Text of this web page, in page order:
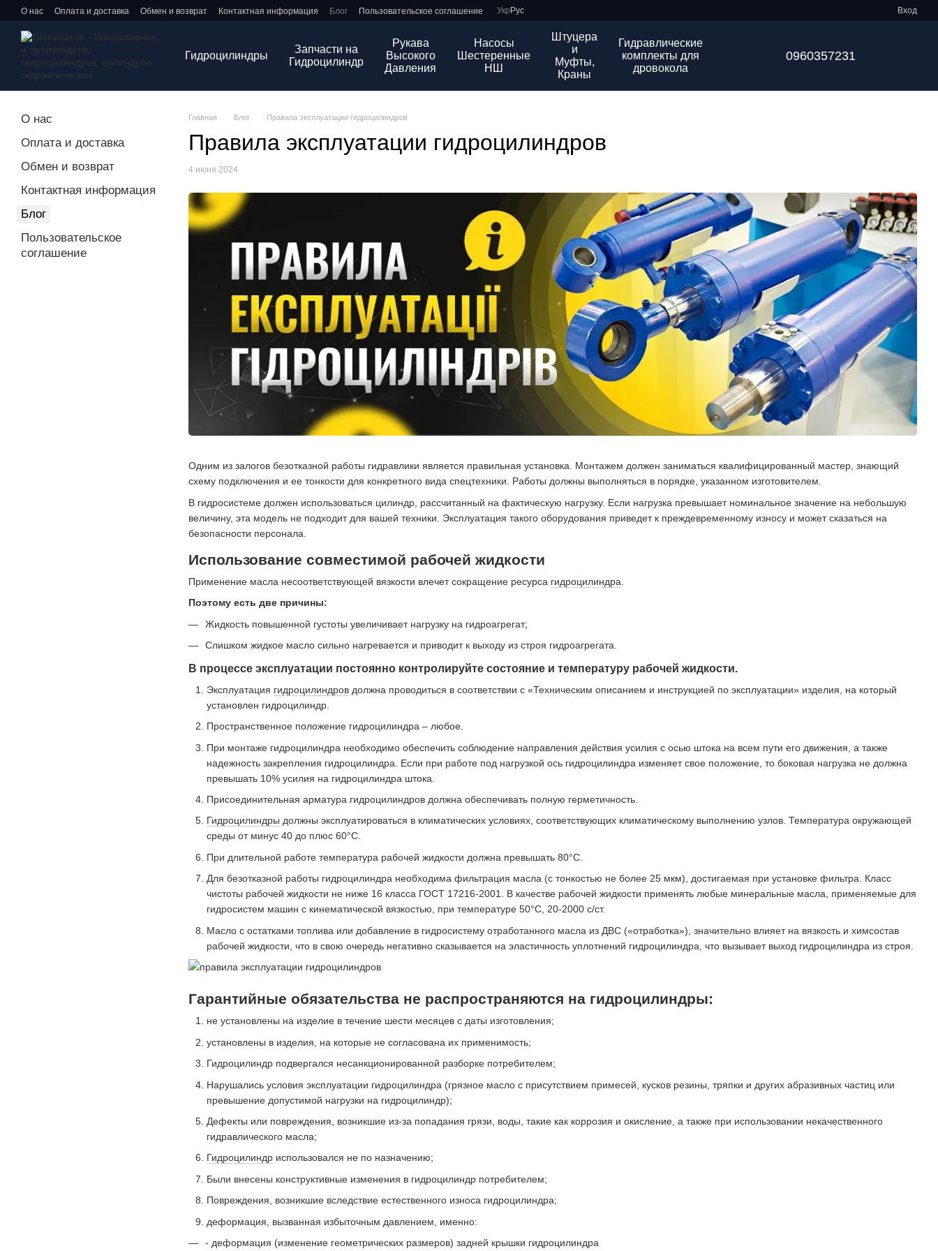
Перейти к основному контенту
О нас Оплата и доставка Обмен и возврат Контактная информация Блог Пользовательское соглашение Укр Рус Вход
Гидроцилиндры
Запчасти на
Гидроцилиндр
Рукава
Высокого
Давления
Насосы
Шестеренные
НШ
Штуцера
и
Муфты,
Краны
Гидравлические
комплекты для
дровокола
0960357231
Главная Блог Правила эксплуатации гидроцилиндров
Правила эксплуатации гидроцилиндров
4 июня 2024
Одним из залогов безотказной работы гидравлики является правильная установка. Монтажем должен заниматься квалифицированный мастер, знающий
схему подключения и ее тонкости для конкретного вида спецтехники. Работы должны выполняться в порядке, указанном изготовителем.
В гидросистеме должен использоваться цилиндр, рассчитанный на фактическую нагрузку. Если нагрузка превышает номинальное значение на небольшую
величину, эта модель не подходит для вашей техники. Эксплуатация такого оборудования приведет к преждевременному износу и может сказаться на
безопасности персонала.
Использование совместимой рабочей жидкости
Применение масла несоответствующей вязкости влечет сокращение ресурса гидроцилиндра
Поэтому есть две причины:
Жидкость повышенной густоты увеличивает нагрузку на гидроагрегат;
Слишком жидкое масло сильно нагревается и приводит к выходу из строя гидроагрегата.
В процессе эксплуатации постоянно контролируйте состояние и температуру рабочей жидкости.
Эксплуатация гидроцилиндров должна проводиться в соответствии с «Техническим описанием и инструкцией по эксплуатации» изделия, на который
установлен гидроцилиндр.
Пространственное положение гидроцилиндра – любое.
При монтаже гидроцилиндра необходимо обеспечить соблюдение направления действия усилия с осью штока на всем пути его движения, а также
надежность закрепления гидроцилиндра. Если при работе под нагрузкой ось гидроцилиндра изменяет свое положение, то боковая нагрузка не должна
превышать 10% усилия на гидроцилиндра штока.
Присоединительная арматура гидроцилиндров должна обеспечивать полную герметичность.
Гидроцилиндры должны эксплуатироваться в климатических условиях, соответствующих климатическому выполнению узлов. Температура окружающей
среды от минус 40 до плюс 60°С.
При длительной работе температура рабочей жидкости должна превышать 80°С.
Для безотказной работы гидроцилиндра необходима фильтрация масла (с тонкостью не более 25 мкм), достигаемая при установке фильтра. Класс
чистоты рабочей жидкости не ниже 16 класса ГОСТ 17216-2001. В качестве рабочей жидкости применять любые минеральные масла, применяемые для
гидросистем машин с кинематической вязкостью, при температуре 50°С, 20-2000 с/ст.
Масло с остатками топлива или добавление в гидросистему отработанного масла из ДВС («отработка»), значительно влияет на вязкость и химсостав
рабочей жидкости, что в свою очередь негативно сказывается на эластичность уплотнений гидроцилиндра, что вызывает выход гидроцилиндра из строя.
Гарантийные обязательства не распространяются на гидроцилиндры:
не установлены на изделие в течение шести месяцев с даты изготовления;
установлены в изделия, на которые не согласована их применимость;
Гидроцилиндр подвергался несанкционированной разборке потребителем;
Нарушались условия эксплуатации гидроцилиндра (грязное масло с присутствием примесей, кусков резины, тряпки и других абразивных частиц или
превышение допустимой нагрузки на гидроцилиндр);
Дефекты или повреждения, возникшие из-за попадания грязи, воды, такие как коррозия и окисление, а также при использовании некачественного
гидравлического масла;
Гидроцилиндр использовался не по назначению;
Были внесены конструктивные изменения в гидроцилиндр потребителем;
Повреждения, возникшие вследствие естественного износа гидроцилиндра;
деформация, вызванная избыточным давлением, именно:
- деформация (изменение геометрических размеров) задней крышки гидроцилиндра
О нас
Оплата и доставка
Обмен и возврат
Контактная информация
Блог
Пользовательское
соглашение